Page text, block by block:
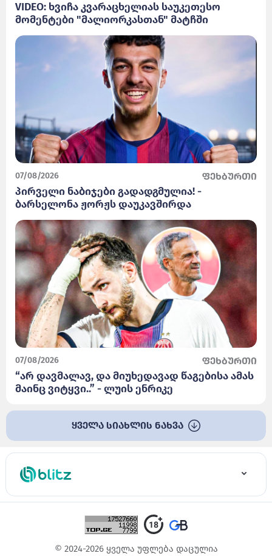
VIDEO: ხვიჩა კვარაცხელიას საუკეთესო
მომენტები "მალიორკასთან" მატჩში
07/08/2026 ფეხბურთი
პირველი ნაბიჯები გადადგმულია! -
ბარსელონა ჟორჟს დაუკავშირდა
07/08/2026 ფეხბურთი
“არ დავმალავ, და მიუხედავად წაგებისა ამას
მაინც ვიტყვი..” - ლუის ენრიკე
ყველა სიახლის ნახვა
© 2024-2026 ყველა უფლება დაცულია